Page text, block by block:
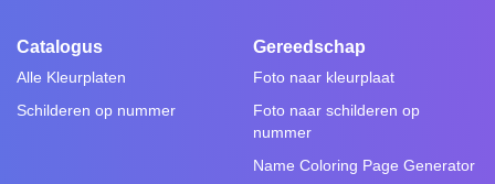
Catalogus
Alle Kleurplaten
Schilderen op nummer
Gereedschap
Foto naar kleurplaat
Foto naar schilderen op
nummer
Name Coloring Page Generator